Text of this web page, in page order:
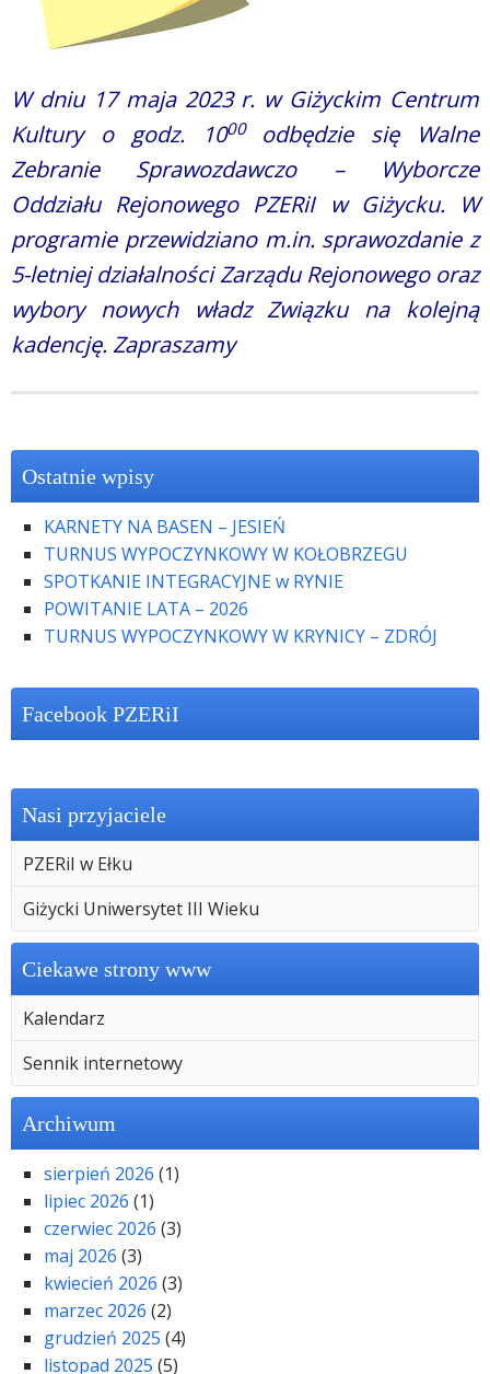
W dniu 17 maja 2023 r. w Giżyckim Centrum
Kultury o godz. 1000 odbędzie się Walne
Zebranie Sprawozdawczo – Wyborcze
Oddziału Rejonowego PZERiI w Giżycku. W
programie przewidziano m.in. sprawozdanie z
5-letniej działalności Zarządu Rejonowego oraz
wybory nowych władz Związku na kolejną
kadencję. Zapraszamy
Ostatnie wpisy
KARNETY NA BASEN – JESIEŃ
TURNUS WYPOCZYNKOWY W KOŁOBRZEGU
SPOTKANIE INTEGRACYJNE w RYNIE
POWITANIE LATA – 2026
TURNUS WYPOCZYNKOWY W KRYNICY – ZDRÓJ
Facebook PZERiI
Nasi przyjaciele
PZERiI w Ełku
Giżycki Uniwersytet III Wieku
Ciekawe strony www
Kalendarz
Sennik internetowy
Archiwum
sierpień 2026 (1)
lipiec 2026 (1)
czerwiec 2026 (3)
maj 2026 (3)
kwiecień 2026 (3)
marzec 2026 (2)
grudzień 2025 (4)
listopad 2025 (5)